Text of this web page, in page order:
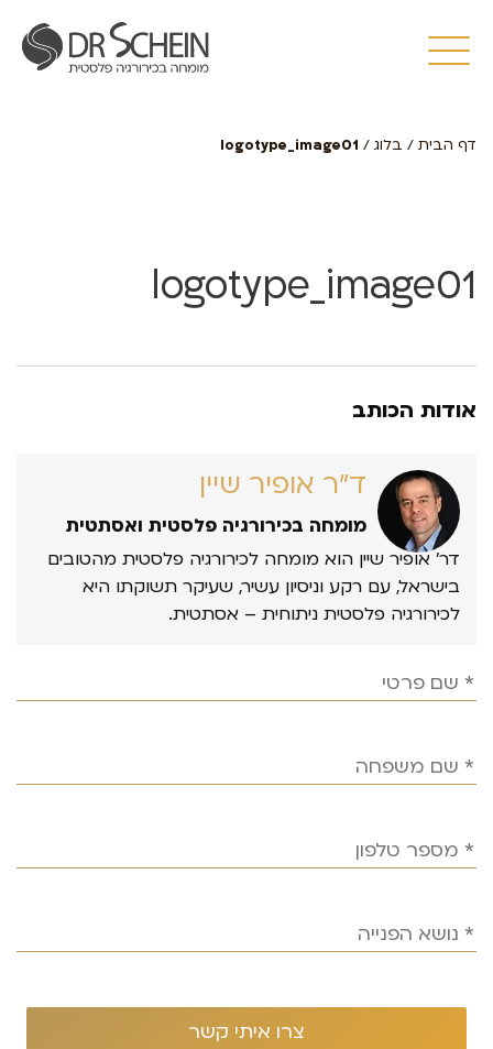
דף הבית / בלוג /
logotype_image01
logotype_image01
אודות הכותב
ד״ר אופיר שיין
מומחה בכירורגיה פלסטית ואסתטית
דר’ אופיר שיין הוא מומחה לכירורגיה פלסטית מהטובים
בישראל, עם רקע וניסיון עשיר, שעיקר תשוקתו היא
לכירורגיה פלסטית ניתוחית – אסתטית.